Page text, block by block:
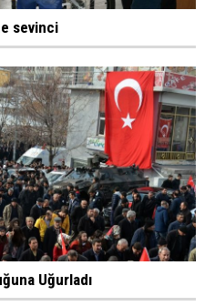
sevinci
Uğurladı